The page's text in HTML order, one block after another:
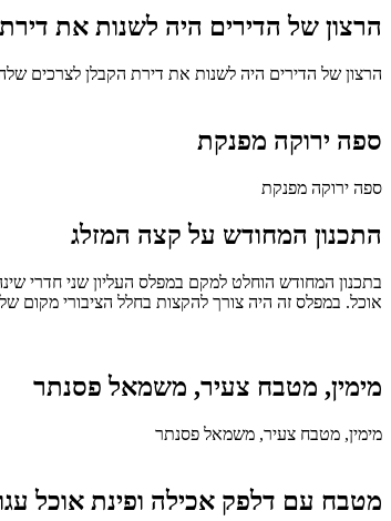
הרצון של הדירים היה לשנות את
הרצון של הדירים היה לשנות את דירת הקבלן לצרכים
ספה ירוקה מפנקת
ספה ירוקה מפנקת
התכנון המחודש על קצה המזלג
בתכנון המחודש הוחלט למקם במפלס העליון שני חדרי
אוכל. במפלס זה היה צורך להקצות בחלל הציבורי מקום
מימין, מטבח צעיר, משמאל פסנתר
מימין, מטבח צעיר, משמאל פסנתר
מטבח עם דלפק אכילה ופינת אוכל